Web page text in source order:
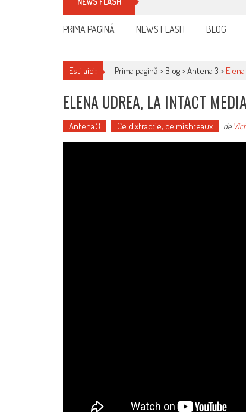
PRIMA PAGINĂ NEWS FLASH BLOG
Esti aici: Prima pagină > Blog>Antena 3 >
ELENA UDREA, LA INTACT
Antena 3 Ce dixtractie, ce mishteaux de